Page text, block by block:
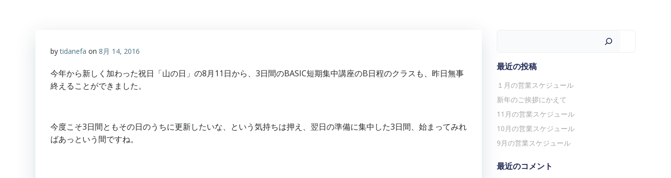
bytidanefa on 8月 14, 2016
今年から新しく加わった祝日「山の日」の8月11日から、3日間のBASIC短期集中講座のB日程のクラスも、昨日無事
終えることができました。
今度こそ3日間ともその日のうちに更新したいな、という気持ちは押え、翌日の準備に集中した3日間、始まってみれ
ばあっという間ですね。
最近の投稿
１月の営業スケジュール
新年のご挨拶にかえて
11月の営業スケジュール
10月の営業スケジュール
9月の営業スケジュール
最近のコメント